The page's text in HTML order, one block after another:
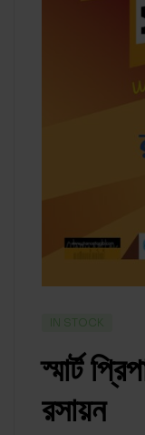
IN STOCK
স্মার্ট
রসায়ন